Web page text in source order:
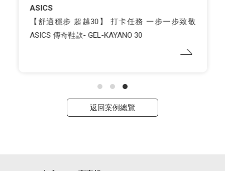
ASICS
【舒適穩步 超越30】 打卡任務 一步一步致敬
ASICS 傳奇鞋款- GEL-KAYANO 30
返回案例總覽